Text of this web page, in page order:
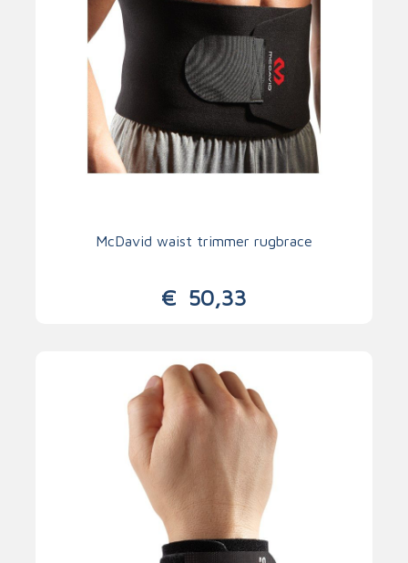
McDavid waist trimmer rugbrace
€ 50,33